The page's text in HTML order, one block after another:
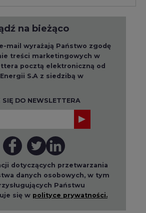
na bieżąco
mail wyrażają Państwo zgodę
treści marketingowych w
pocztą elektroniczną od
S.A z siedzibą w
DO NEWSLETTERA
dotyczących przetwarzania
danych osobowych, w tym
Państwu
się w polityce prywatności.